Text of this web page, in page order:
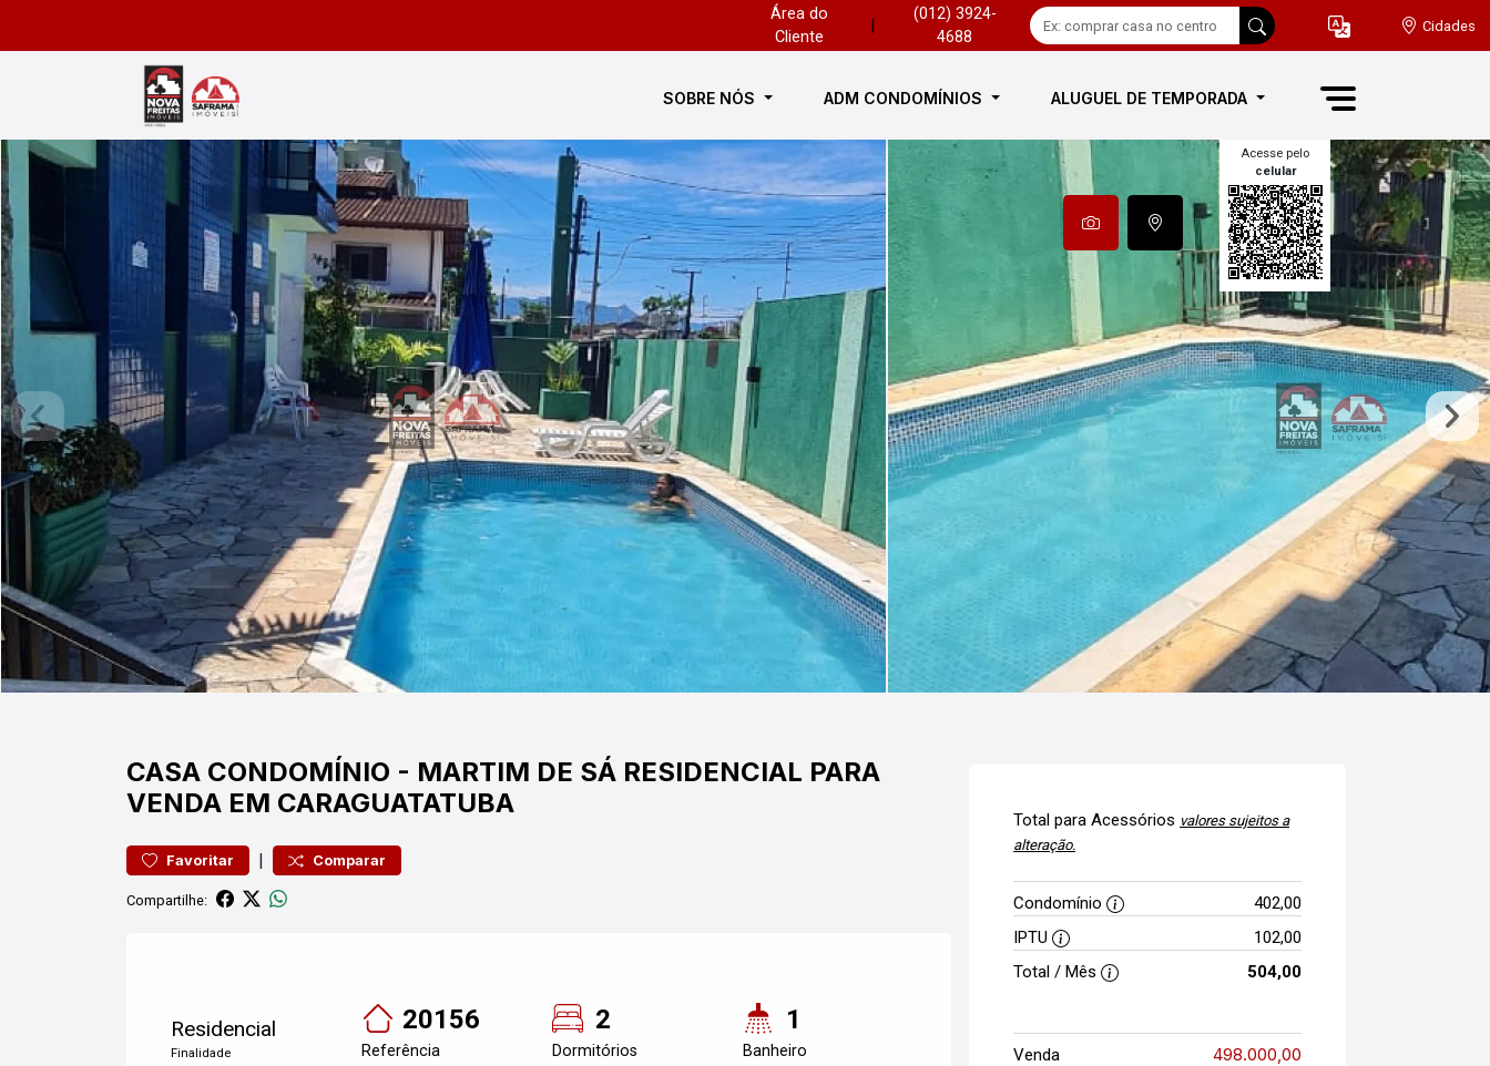
Área do
Cliente
(012) 3924-
4688
Cidades
SOBRE NÓS ADM CONDOMÍNIOS ALUGUEL DE TEMPORADA
Acesse pelo
celular
CASA CONDOMÍNIO - MARTIM DE SÁ RESIDENCIAL PARA
VENDA EM CARAGUATATUBA
Favoritar | Comparar
Compartilhe:
Residencial
Finalidade
20156
Referência
2
Dormitórios
1
Banheiro
Total para Acessórios valores sujeitos a
alteração.
Condomínio
402,00
IPTU
102,00
Total / Mês
504,00
Venda 498.000,00